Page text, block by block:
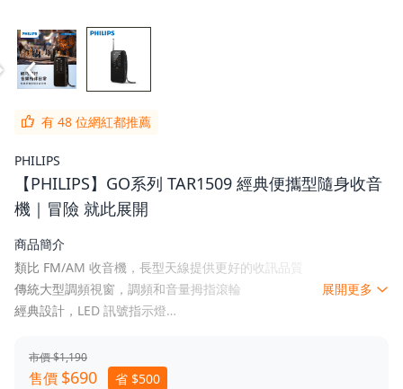
有 48 位網紅都推薦
PHILIPS
【PHILIPS】GO系列 TAR1509 經典便攜型隨身收音
機｜冒險 就此展開
商品簡介
類比 FM/AM 收音機，長型天線提供更好的收訊品質
傳統大型調頻視窗，調頻和音量拇指滾輪
經典設計，LED 訊號指示燈
隨附吊繩，可將收音機掛在手腕上
展開更多
市價 $1,190
售價 $690 省 $500